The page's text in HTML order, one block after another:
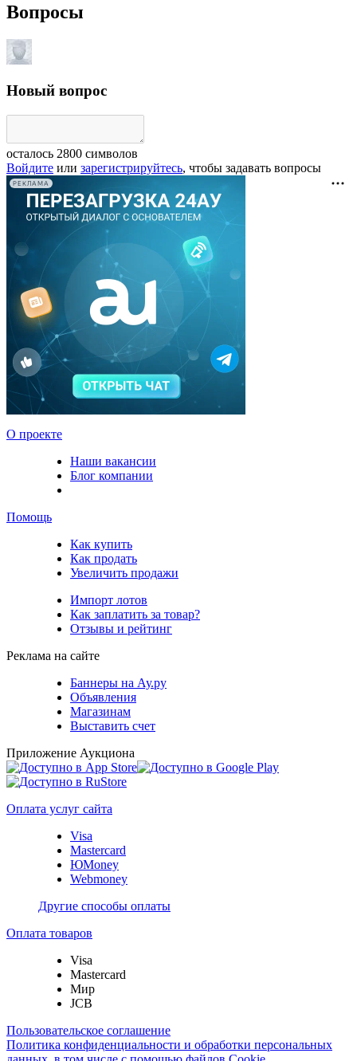
Вопросы
Новый вопрос
осталось 2800 символов
Войдите или зарегистрируйтесь, чтобы задавать вопросы
РЕКЛАМА
О проекте
Наши вакансии
Блог компании
Помощь
Как купить
Как продать
Увеличить продажи
Импорт лотов
Как заплатить за товар?
Отзывы и рейтинг
Реклама на сайте
Баннеры на Ау.ру
Объявления
Магазинам
Выставить счет
Приложение Аукциона
Оплата услуг сайта
Visa
Mastercard
ЮMoney
Webmoney
Другие способы оплаты
Оплата товаров
Visa
Mastercard
Мир
JCB
Пользовательское соглашение
Политика конфиденциальности и обработки персональных